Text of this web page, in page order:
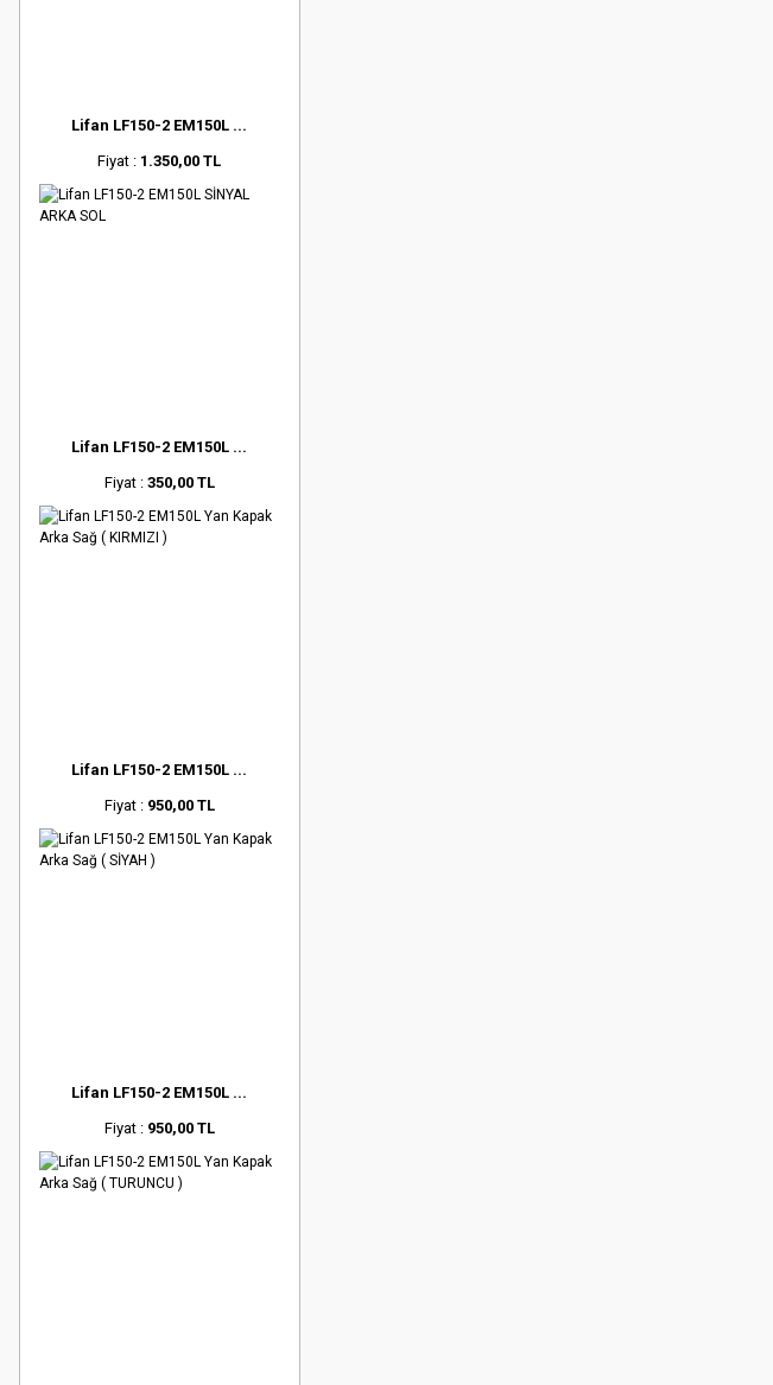
Lifan LF150-2 EM150L ...
Fiyat : 1.350,00 TL
Lifan LF150-2 EM150L ...
Fiyat : 350,00 TL
Lifan LF150-2 EM150L ...
Fiyat : 950,00 TL
Lifan LF150-2 EM150L ...
Fiyat : 950,00 TL